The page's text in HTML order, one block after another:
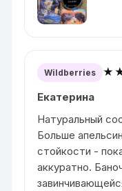
Wildberries
Екатерина
Натуральный
Больше
стойкости -
аккуратно.